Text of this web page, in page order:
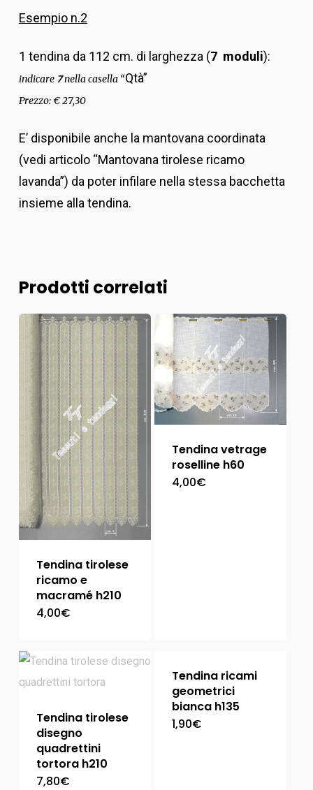
Esempio n.2
1 tendina da 112 cm. di larghezza (7 moduli):
indicare 7nella casella “Qtà”
Prezzo: € 27,30
E’ disponibile anche la mantovana coordinata
(vedi articolo “Mantovana tirolese ricamo
lavanda”) da poter infilare nella stessa bacchetta
insieme alla tendina.
Prodotti correlati
Tendina tirolese
ricamo e
macramé h210
4,00€
Tendina vetrage
roselline h60
4,00€
Tendina tirolese
disegno
quadrettini
tortora h210
7,80€
Tendina ricami
geometrici
bianca h135
1,90€